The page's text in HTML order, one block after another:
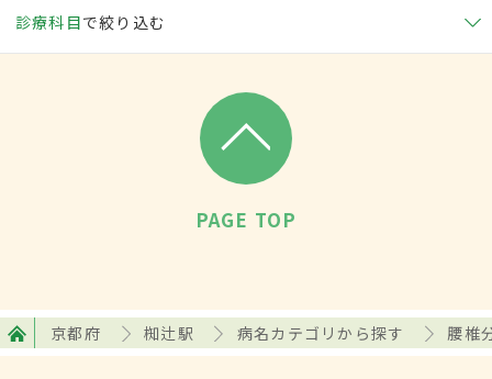
診療科目で絞り込む
PAGE TOP
京都府 椥辻駅 病名カテゴリから探す 腰椎